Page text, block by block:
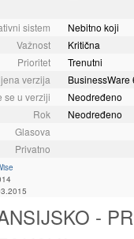
sistem
Nebitno koji
Važnost
Kritična
Prioritet
Trenutni
verzija
BusinessWare
se u verziji
Neodređeno
Rok
Neodređeno
Glasova
Privatno
-